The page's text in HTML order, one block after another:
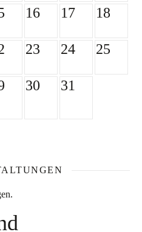
16 17 18
23 24 25
30 31